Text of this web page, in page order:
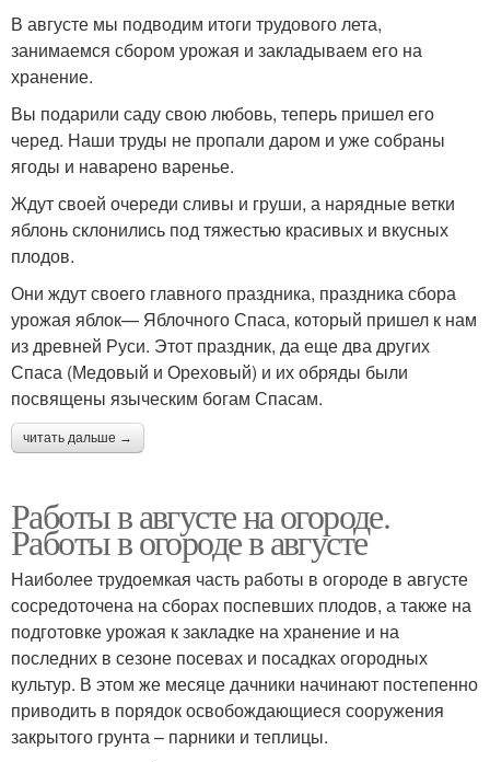
В августе мы подводим итоги трудового лета,
занимаемся сбором урожая и закладываем его на
хранение.
Вы подарили саду свою любовь, теперь пришел его
черед. Наши труды не пропали даром и уже собраны
ягоды и наварено варенье.
Ждут своей очереди сливы и груши, а нарядные ветки
яблонь склонились под тяжестью красивых и вкусных
плодов.
Они ждут своего главного праздника, праздника сбора
урожая яблок— Яблочного Спаса, который пришел к нам
из древней Руси. Этот праздник, да еще два других
Спаса (Медовый и Ореховый) и их обряды были
посвящены языческим богам Спасам.
читать дальше →
Работы в августе на огороде.
Работы в огороде в августе
Наиболее трудоемкая часть работы в огороде в августе
сосредоточена на сборах поспевших плодов, а также на
подготовке урожая к закладке на хранение и на
последних в сезоне посевах и посадках огородных
культур. В этом же месяце дачники начинают постепенно
приводить в порядок освобождающиеся сооружения
закрытого грунта – парники и теплицы.